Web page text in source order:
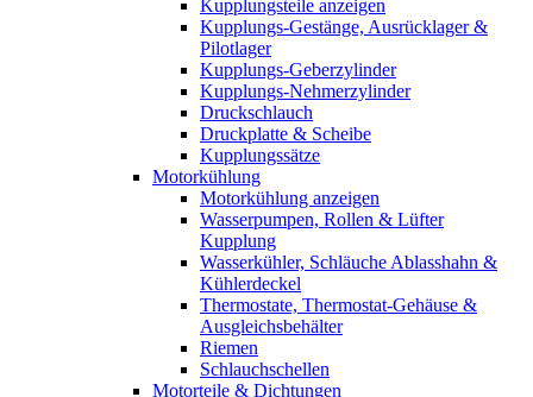
Kupplungsteile anzeigen
Kupplungs-Gestänge, Ausrücklager &
Pilotlager
Kupplungs-Geberzylinder
Kupplungs-Nehmerzylinder
Druckschlauch
Druckplatte & Scheibe
Kupplungssätze
Motorkühlung
Motorkühlung anzeigen
Wasserpumpen, Rollen & Lüfter
Kupplung
Wasserkühler, Schläuche Ablasshahn &
Kühlerdeckel
Thermostate, Thermostat-Gehäuse &
Ausgleichsbehälter
Riemen
Schlauchschellen
Motorteile & Dichtungen